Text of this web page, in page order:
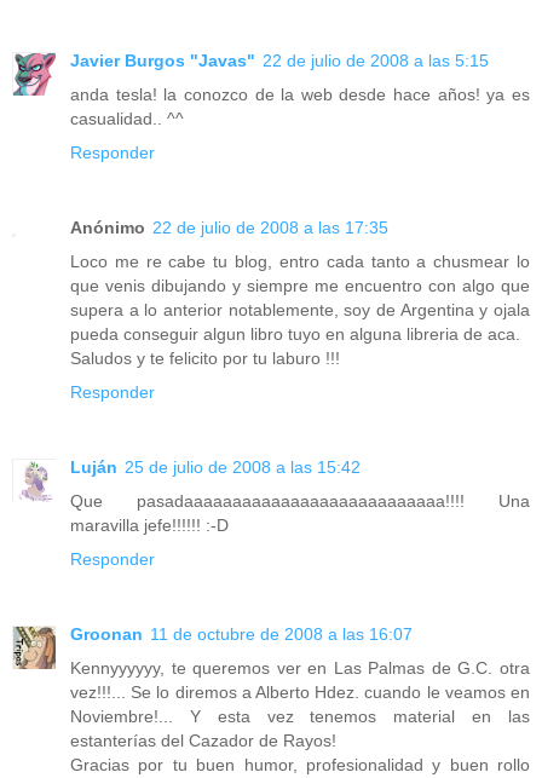
Javier Burgos "Javas" 22 de julio de 2008 a las 5:15
anda tesla! la conozco de la web desde hace años! ya es
casualidad.. ^^
Responder
Anónimo 22 de julio de 2008 a las 17:35
Loco me re cabe tu blog, entro cada tanto a chusmear lo
que venis dibujando y siempre me encuentro con algo que
supera a lo anterior notablemente, soy de Argentina y ojala
pueda conseguir algun libro tuyo en alguna libreria de aca.
Saludos y te felicito por tu laburo !!!
Responder
Luján 25 de julio de 2008 a las 15:42
Que pasadaaaaaaaaaaaaaaaaaaaaaaaaaaa!!!! Una
maravilla jefe!!!!!! :-D
Responder
Groonan 11 de octubre de 2008 a las 16:07
Kennyyyyyy, te queremos ver en Las Palmas de G.C. otra
vez!!!... Se lo diremos a Alberto Hdez. cuando le veamos en
Noviembre!... Y esta vez tenemos material en las
estanterías del Cazador de Rayos!
Gracias por tu buen humor, profesionalidad y buen rollo